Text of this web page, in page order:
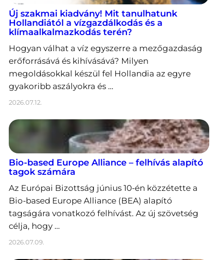
Új szakmai kiadvány! Mit tanulhatunk
Hollandiától a vízgazdálkodás és a
klímaalkalmazkodás terén?
Hogyan válhat a víz egyszerre a mezőgazdaság
erőforrásává és kihívásává? Milyen
megoldásokkal készül fel Hollandia az egyre
gyakoribb aszályokra és …
2026.07.12.
Bio-based Europe Alliance – felhívás alapító
tagok számára
Az Európai Bizottság június 10-én közzétette a
Bio-based Europe Alliance (BEA) alapító
tagságára vonatkozó felhívást. Az új szövetség
célja, hogy …
2026.07.09.